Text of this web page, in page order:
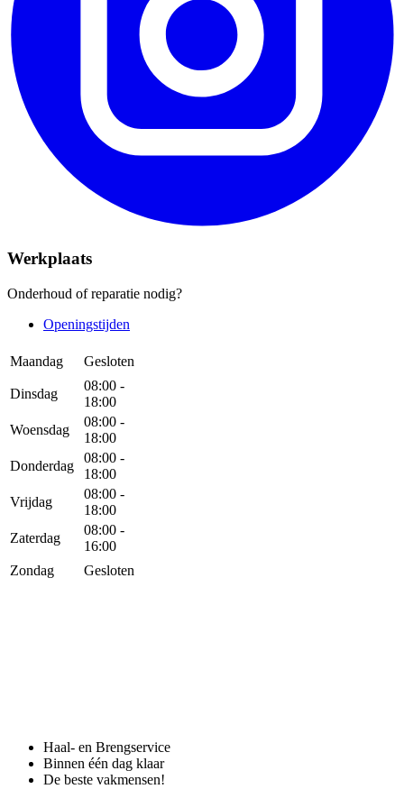
Werkplaats
Onderhoud of reparatie nodig?
Openingstijden
Maandag Gesloten
Dinsdag
08:00 -
18:00
Woensdag
08:00 -
18:00
Donderdag
08:00 -
18:00
Vrijdag
08:00 -
18:00
Zaterdag
08:00 -
16:00
Zondag
Gesloten
Haal- en Brengservice
Binnen één dag klaar
De beste vakmensen!